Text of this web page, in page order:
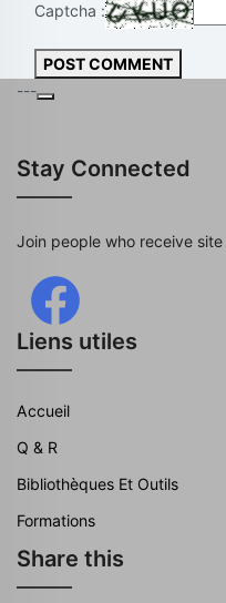
Captcha :
POST COMMENT
---
Stay Connected
Join people who receive
Liens utiles
Accueil
Q & R
Bibliothèques Et Outils
Formations
Share this